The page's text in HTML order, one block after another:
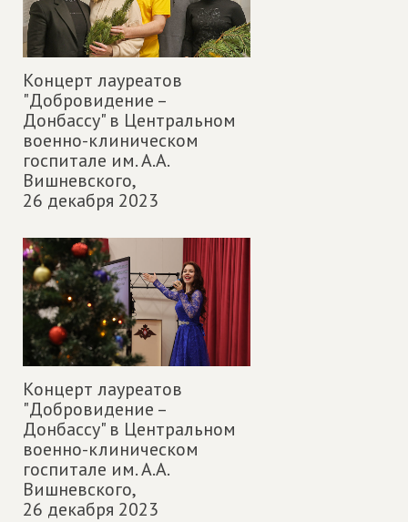
Концерт лауреатов
"Добровидение –
Донбассу" в Центральном
военно-клиническом
госпитале им. А.А.
Вишневского,
26 декабря 2023
Концерт лауреатов
"Добровидение –
Донбассу" в Центральном
военно-клиническом
госпитале им. А.А.
Вишневского,
26 декабря 2023